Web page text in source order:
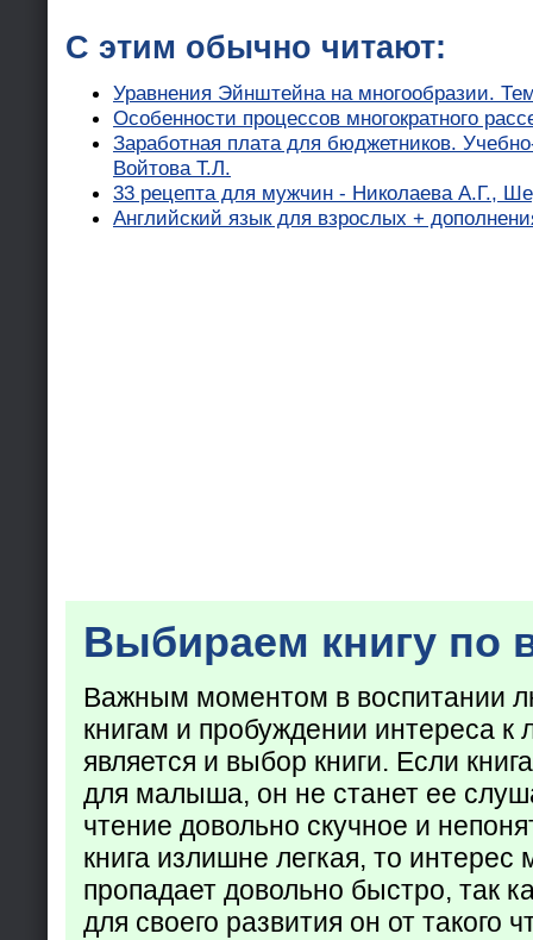
С этим обычно читают:
Уравнения Эйнштейна на многообразии.
Особенности процессов многократного
Заработная плата для бюджетников.
Войтова Т.Л.
33 рецепта для мужчин - Николаева А.Г.,
Английский язык для взрослых +
Выбираем книгу по
Важным моментом в воспитании
книгам и пробуждении интереса к
является и выбор книги. Если
для малыша, он не станет ее
чтение довольно скучное и
книга излишне легкая, то
пропадает довольно быстро, так
для своего развития он от такого